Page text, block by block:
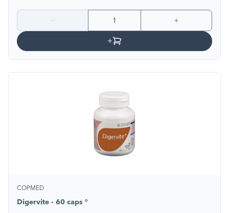
COPMED
Digervite - 60 caps °